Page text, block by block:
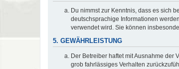
Du nimmst zur Kenntnis, dass es sich
deutschsprachige Informationen
verwendet wird. Sie können
5. GEWÄHRLEISTUNG
Der Betreiber haftet mit Ausnahme
grob fahrlässiges Verhalten